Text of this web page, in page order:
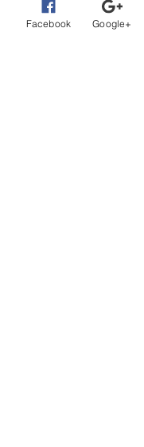
当、住宅補助、遠方
Facebook Google+